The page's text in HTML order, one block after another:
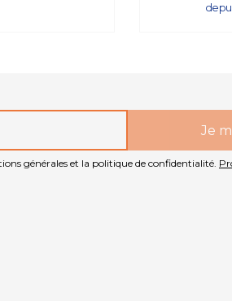
générales et la politique de confidentialité.